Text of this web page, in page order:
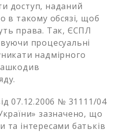
доступ, наданий
в такому обсязі, щоб
права. Так, ЄСПЛ
процесуальні
надмірного
07.12.2006 № 31111/04
зазначено, що
та інтересами батьків